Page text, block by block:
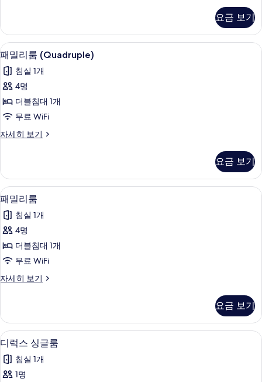
두
보
기
|
Child)
자
세
히
보
요금 보기
패
밀
리
룸
(Quadruple)
사
진
두
보
기
1
패밀리룸 (Quadruple)
침실 1개
4명
더블침대 1개
무료 WiFi
자세히 보기
패
(Quadruple)
자
세
히
보
기
요금 보기
패
밀
리
룸
사
진
모
보
기
1
패밀리룸
침실 1개
4명
더블침대 1개
무료 WiFi
자세히 보기
패
자
세
히
보
기
요금 보기
디
럭
스
1
디럭스 싱글룸
침실 1개
1명